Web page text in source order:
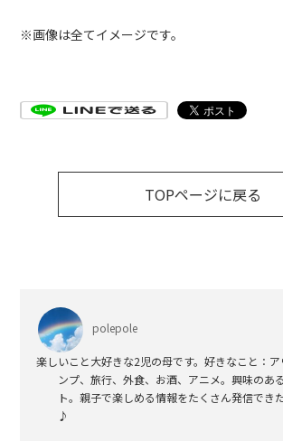
※画像は全てイメージです。
TOPページに戻る
polepole
楽しいこと大好きな2児の母です。好きなこと：
ンプ、旅行、外食、お酒、アニメ。興味のあ
ト。親子で楽しめる情報をたくさん発信でき
♪